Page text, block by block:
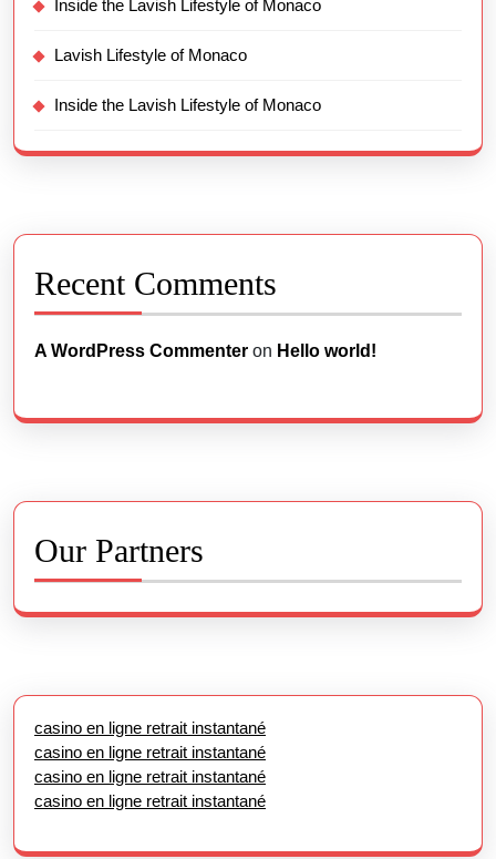
Inside the Lavish Lifestyle of Monaco
Lavish Lifestyle of Monaco
Inside the Lavish Lifestyle of Monaco
Recent Comments
A WordPress Commenter on Hello world!
Our Partners
casino en ligne retrait instantané
casino en ligne retrait instantané
casino en ligne retrait instantané
casino en ligne retrait instantané